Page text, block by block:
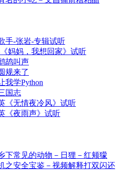
手-张岩-专辑试听
妈妈，我想回家》试听
鸪叫声
规来了
我学Python
国志
《无情夜冷风》试听
《夜雨声》试听
下常见的动物－日狸－红颊獴
之安全宝鉴－视频解释打双闪还